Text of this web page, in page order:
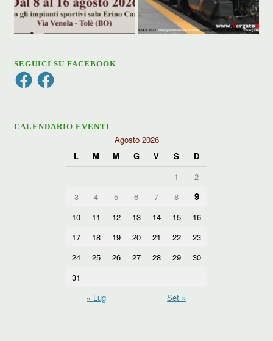
SEGUICI SU FACEBOOK
FacebookFacebook
CALENDARIO EVENTI
Agosto 2026
L
M M G V S
D
1
2
3
4 5 6 7 8 9
10 11 12 13 14 15
16
17
18 19 20 21 22
23
24
25 26 27 28 29
30
31
« Lug
Set »